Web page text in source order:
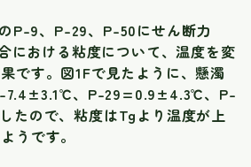
P-9、P-29、P-50にせん断力
における粘度について、温度を変
です。図1Fで見たように、懸濁
7.4±3.1℃、P-29=0.9±4.3℃、P-
ので、粘度はTgより温度が上
うです。